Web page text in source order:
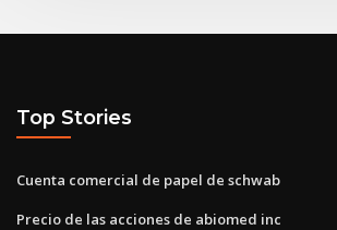
Top Stories
Cuenta comercial de papel de schwab
Precio de las acciones de abiomed inc